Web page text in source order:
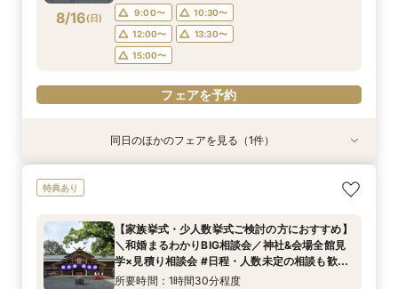
15:00〜
フェアを予約
8/16(日) 9:00〜
10:30〜
12:00〜
13:30〜
15:00〜
フェアを予約
8/16(日)
＼マイナビ限定！和婚まるわかりBIG相談会／神
社&会場全館見学×見積り相談会#日程・人数未定
所要時間：1時間30分程度
9:00〜
10:30〜
12:00〜
13:30〜
同日のほかのフェアを見る（1件）
特典あり
【家族挙式・少人数挙式ご検討の方におすすめ】
＼和婚まるわかりBIG相談会／神社&会場全館見
学×見積り相談会 #日程・人数未定の相談も歓迎
◎
所要時間：1時間30分程度